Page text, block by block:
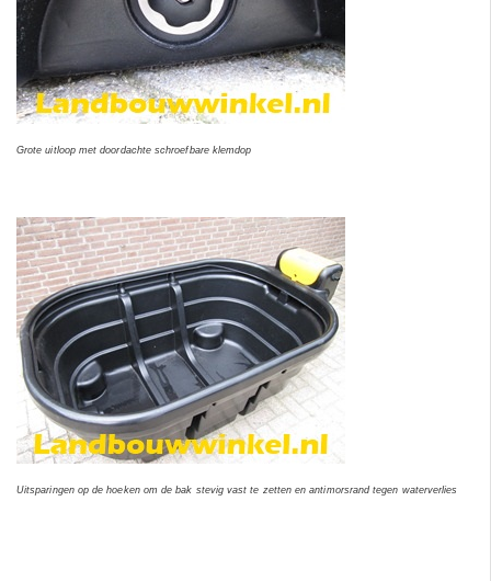
Grote uitloop met doordachte schroefbare klemdop
Uitsparingen op de hoeken om de bak stevig vast te zetten en antimorsrand tegen waterverlies